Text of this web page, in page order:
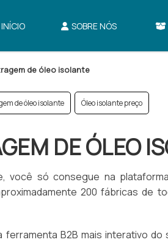
INÍCIO SOBRE NÓS
de óleo isolante
de óleo isolante Óleo isolante preço
DE ÓLEO
você só consegue na
200 fábricas de
B2B mais interativo do